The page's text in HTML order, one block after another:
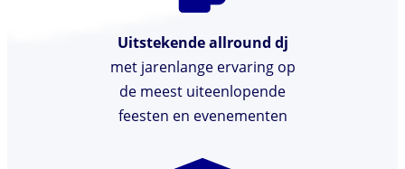
Uitstekende allround dj
met jarenlange ervaring op
de meest uiteenlopende
feesten en evenementen